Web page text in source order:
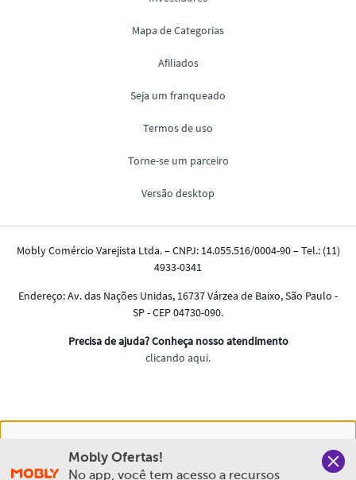
experiência na Mobly. Quando você navega no nosso site,
Mobly Ofertas!
No app, você tem acesso a recursos